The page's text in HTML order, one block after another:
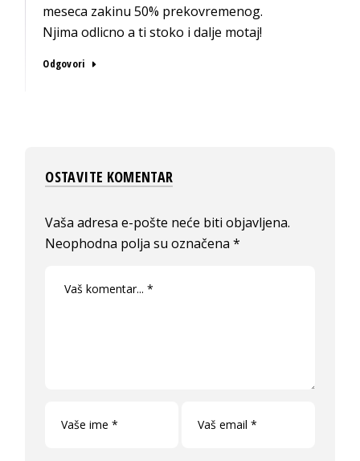
meseca zakinu 50% prekovremenog.
Njima odlicno a ti stoko i dalje motaj!
Odgovori
OSTAVITE KOMENTAR
Vaša adresa e-pošte neće biti objavljena.
Neophodna polja su označena*